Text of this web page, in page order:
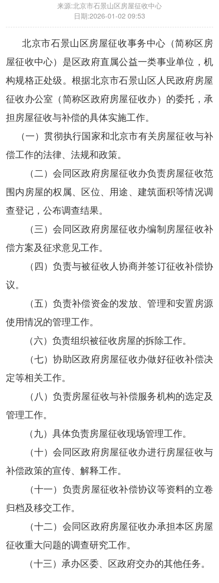
来源:北京市石景山区房屋征收中心
日期:2026-01-02 09:53
北京市石景山区房屋征收事务中心（简称区房
屋征收中心）是区政府直属公益一类事业单位，机
构规格正处级。根据北京市石景山区人民政府房屋
征收办公室（简称区政府房屋征收办）的委托，承
担房屋征收与补偿的具体实施工作。
（一）贯彻执行国家和北京市有关房屋征收与补
偿工作的法律、法规和政策。
（二）会同区政府房屋征收办负责房屋征收范
围内房屋的权属、区位、用途、建筑面积等情况调
查登记，公布调查结果。
（三）会同区政府房屋征收办编制房屋征收补
偿方案及征求意见工作。
（四）负责与被征收人协商并签订征收补偿协
议。
（五）负责补偿资金的发放、管理和安置房源
使用情况的管理工作。
（六）负责组织被征收房屋的拆除工作。
（七）协助区政府房屋征收办做好征收补偿决
定等相关工作。
（八）负责房屋征收与补偿服务机构的选定及
管理工作。
（九）具体负责房屋征收现场管理工作。
（十）会同区政府房屋征收办进行房屋征收与
补偿政策的宣传、解释工作。
（十一）负责房屋征收补偿协议等资料的立卷
归档及移交工作。
（十二）会同区政府房屋征收办承担本区房屋
征收重大问题的调查研究工作。
（十三）承办区委、区政府交办的其他任务。